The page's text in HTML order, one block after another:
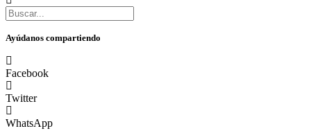
Ayúdanos compartiendo
Facebook
Twitter
WhatsApp